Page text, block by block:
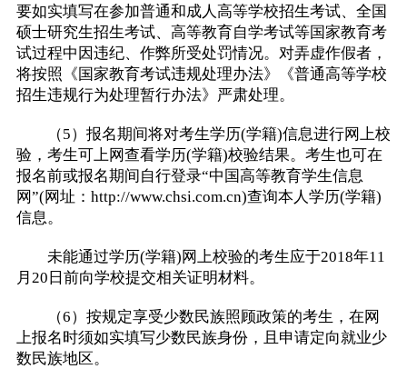
要如实填写在参加普通和成人高等学校招生考试、全国
硕士研究生招生考试、高等教育自学考试等国家教育考
试过程中因违纪、作弊所受处罚情况。对弄虚作假者，
将按照《国家教育考试违规处理办法》《普通高等学校
招生违规行为处理暂行办法》严肃处理。
（5）报名期间将对考生学历(学籍)信息进行网上校
验，考生可上网查看学历(学籍)校验结果。考生也可在
报名前或报名期间自行登录“中国高等教育学生信息
网”(网址：http://www.chsi.com.cn)查询本人学历(学籍)
信息。
未能通过学历(学籍)网上校验的考生应于2018年11
月20日前向学校提交相关证明材料。
（6）按规定享受少数民族照顾政策的考生，在网
上报名时须如实填写少数民族身份，且申请定向就业少
数民族地区。